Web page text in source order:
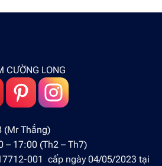
CƯỜNG LONG
(Mr Thắng)
– 17:00 (Th2 – Th7)
001 cấp ngày 04/05/2023 tại